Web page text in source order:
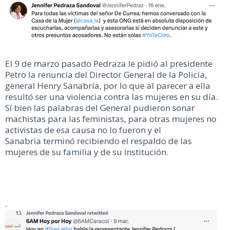
El 9 de marzo pasado Pedraza le pidió al presidente
Petro la renuncia del Director General de la Policía,
general Henry Sanabría, por lo que al parecer a ella
resultó ser una violencia contra las mujeres en su día.
Sí bien las palabras del General pudieron sonar
machistas para las feministas, para otras mujeres no
activistas de esa causa no lo fueron y el
Sanabria terminó recibiendo el respaldo de las
mujeres de su familia y de su institución.
.